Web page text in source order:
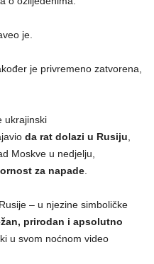
je.
je privremeno zatvorena,
ukrajinski
da rat dolazi u Rusiju
Moskve u nedjelju,
za napade
– u njezine simboličke
prirodan i apsolutno
u svom noćnom video